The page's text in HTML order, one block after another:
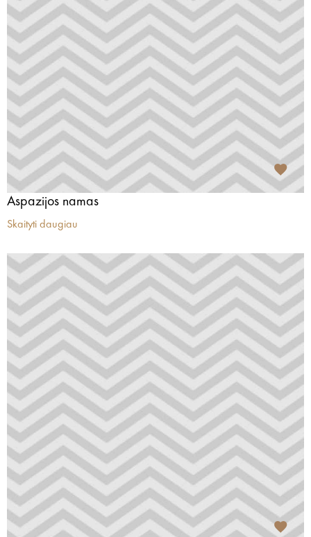
Aspazijos namas
Skaityti daugiau